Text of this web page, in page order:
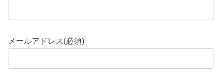
メールアドレス(必須)